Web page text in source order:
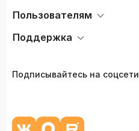
Пользователям
Поддержка
Подписывайтесь на соцсети